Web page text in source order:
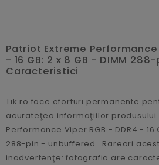
Patriot Extreme Performance
- 16 GB: 2 x 8 GB - DIMM
Caracteristici
Tik.ro face eforturi permanente
acurateţea informaţiilor produsului
Performance Viper RGB - DDR4 - 16
288-pin - unbuffered . Rareori
inadvertenţe: fotografia are